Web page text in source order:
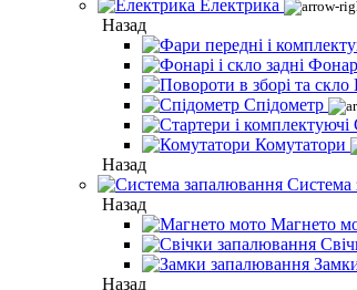
Електрика
Назад
Спідометр
Комутатори
Назад
Система
Назад
Магнето
Назад